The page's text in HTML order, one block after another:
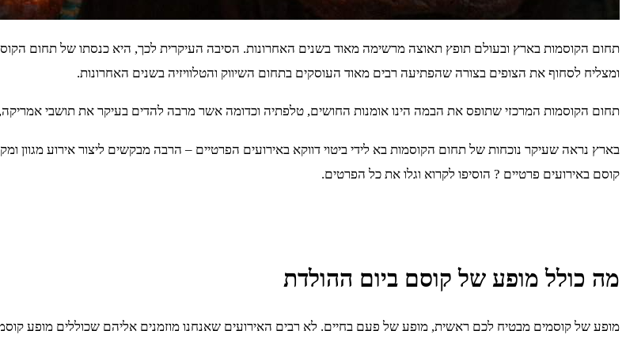
תחום הקוסמות בארץ ובעולם תופץ תאוצה מרשימה מאוד בשנים האחרונות. הסיבה העיקרית לכך, היא כנסתו של תחום
ומצליח לסחוף את הצופים בצורה שהפתיעה רבים מאוד העוסקים בתחום השיווק והטלוויזיה בשנים האחרונות.
תחום הקוסמות המרכזי שתופס את הבמה הינו אומנות החושים, טלפתיה וכדומה אשר מרבה להדים בעיקר את תושבי אמריקה,
בארץ נראה שעיקר נוכחות של תחום הקוסמות בא לידי ביטוי דווקא באירועים הפרטיים – הרבה מבקשים ליצור אירוע מגוון
קוסם באירועים פרטיים ? הוסיפו לקרוא וגלו את כל הפרטים.
מה כולל מופע של קוסם ביום ההולדת
מופע של קוסמים מבטיח לכם ראשית, מופע של פעם בחיים. לא רבים האירועים שאנחנו מוזמנים אליהם שכוללים מופע